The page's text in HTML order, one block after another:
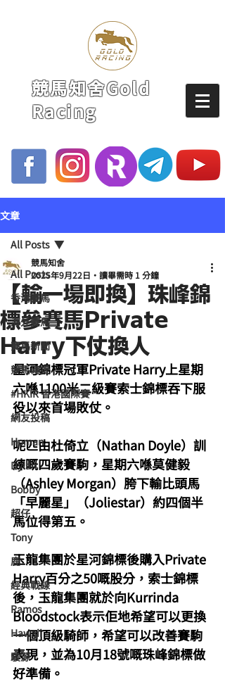
競馬知舍Gold
Racing
文章
All Posts
香港賽馬
海外賽馬
賽馬新聞
競馬磚提
#HKIR 香港國際賽
網友投稿
Homan
Dylan
Bobby
超仔
Tony
鹿
經典戰線
Ramos
Hawaii
駿源
All Posts
【輸一場即換】珠峰錦
標參賽馬Private
Harry下仗換人
競馬知舍
2025年9月22日
讀畢需時 1 分鐘
星河錦標冠軍Private Harry上星期
六喺1100米二級賽索士錦標吞下服
役以來首場敗仗。
呢匹由杜倚立（Nathan Doyle）訓
練嘅四歲賽駒，星期六喺莫健毅
（Ashley Morgan）胯下輸比頭馬
「早麗星」（Joliestar）約四個半
馬位得第五。
玉龍集團於星河錦標後購入Private
Harry百分之50嘅股分，索士錦標
後，玉龍集團就於向Kurrinda
Bloodstock表示佢地希望可以更換
一個頂級騎師，希望可以改善賽駒
表現，並為10月18號嘅珠峰錦標做
好準備。